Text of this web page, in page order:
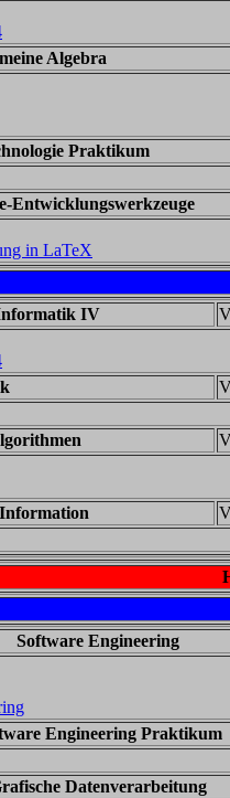
Algebra
Praktikum
Entwicklungswerkzeuge
in LaTeX
IV
Software Engineering
Engineering Praktikum
Datenverarbeitung